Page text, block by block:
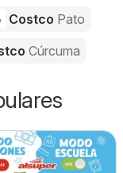
Costco Pato
Cúrcuma